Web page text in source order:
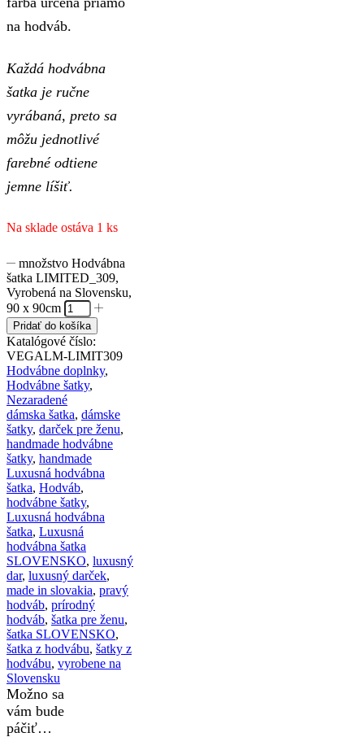
na hodváb.
Každá hodvábna
šatka je ručne
vyrábaná, preto sa
môžu jednotlivé
farebné odtiene
jemne líšiť.
Na sklade ostáva 1 ks
množstvo Hodvábna
šatka LIMITED_309,
Vyrobená na Slovensku,
90 x 90cm
Pridať do košíka
Katalógové číslo:
VEGALM-LIMIT309
Hodvábne doplnky,
Hodvábne šatky,
Nezaradené
dámska šatka, dámske
šatky, darček pre ženu,
handmade hodvábne
šatky, handmade
Luxusná hodvábna
šatka, Hodváb,
hodvábne šatky,
Luxusná hodvábna
šatka, Luxusná
hodvábna šatka
SLOVENSKO, luxusný
dar, luxusný darček,
made in slovakia, pravý
hodváb, prírodný
hodváb, šatka pre ženu,
šatka SLOVENSKO,
šatka z hodvábu, šatky z
hodvábu, vyrobene na
Slovensku
Možno sa
vám bude
páčiť…